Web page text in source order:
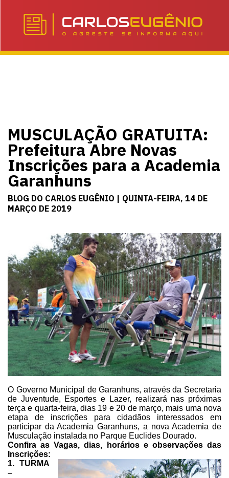
MUSCULAÇÃO GRATUITA:
Prefeitura Abre Novas
Inscrições para a Academia
Garanhuns
BLOG DO CARLOS EUGÊNIO | QUINTA-FEIRA, 14 DE
MARÇO DE 2019
O Governo Municipal deGaranhuns, através da Secretaria
de Juventude, Esportes e Lazer, realizará nas próximas
terça e quarta-feira, dias 19 e 20 de março, mais uma nova
etapa de inscrições para cidadãos interessados em
participar da Academia Garanhuns, a nova Academia de
Musculação instalada no Parque Euclides Dourado.
Confira as Vagas, dias, horários e observações das
Inscrições:
1. TURMA
–